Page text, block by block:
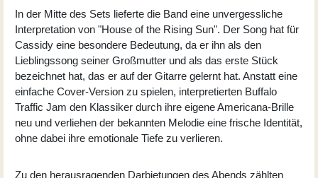
In der Mitte des Sets lieferte die Band eine unvergessliche
Interpretation von "House of the Rising Sun". Der Song hat für
Cassidy eine besondere Bedeutung, da er ihn als den
Lieblingssong seiner Großmutter und als das erste Stück
bezeichnet hat, das er auf der Gitarre gelernt hat. Anstatt eine
einfache Cover-Version zu spielen, interpretierten Buffalo
Traffic Jam den Klassiker durch ihre eigene Americana-Brille
neu und verliehen der bekannten Melodie eine frische Identität,
ohne dabei ihre emotionale Tiefe zu verlieren.
Zu den herausragenden Darbietungen des Abends zählten